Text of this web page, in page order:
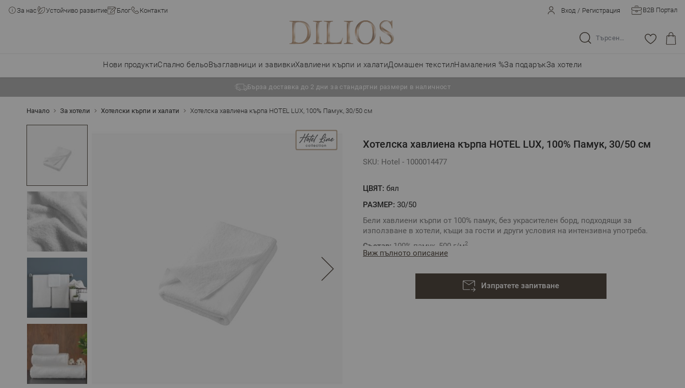
За нас Устойчиво развитие Блог Контакти Вход / Регистрация B2B Портал
Търсене в целия магазин...
Нови продуктиСпално бельоВъзглавници и завивкиХавлиени кърпи и халатиДомашен текстилНамаления %За подаръкЗа хотели
Бърза доставка до 2 дни за стандартни размери в наличност
Начало За хотели Хотелски кърпи и халати Хотелска хавлиена кърпа HOTEL LUX, 100% Памук, 30/50 см
Хотелска хавлиена кърпа HOTEL LUX, 100% Памук, 30/50 см
SKU: Hotel - 1000014477
ЦВЯТ: бял
РАЗМЕР: 30/50
Бели хавлиени кърпи от 100% памук, без украсителен борд, подходящи за
използване в хотели, къщи за гости и други условия на интензивна употреба.
Състав: 100% памук, 500 г/м2
** Снимката е илюстративна и е възможно разминаване в тоновете и
Виж пълното описание
Изпратете запитване